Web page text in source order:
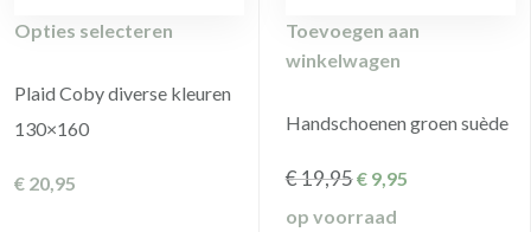
Opties selecteren
Plaid Coby diverse kleuren
130×160
€ 20,95
Toevoegen aan
winkelwagen
Handschoenen groen suède
€19,95€ 9,95
op voorraad